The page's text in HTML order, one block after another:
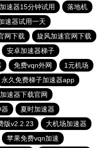
速器15分钟试用
落地机
速器试用一天
网下载
旋风加速官网下载
安卓加速器梯子
免费vqn外网
1元机场
永久免费梯子加速器app
速器下载官网
夏时加速器
版v2.2.23
大机场加速器
苹果免费vqn加速